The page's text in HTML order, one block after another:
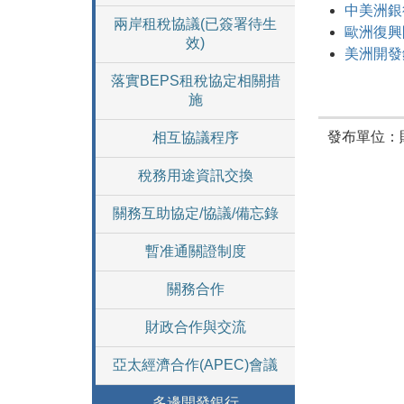
兩岸租稅協議(已簽署待生
效)
落實BEPS租稅協定相關措
施
相互協議程序
稅務用途資訊交換
關務互助協定/協議/備忘錄
暫准通關證制度
關務合作
財政合作與交流
亞太經濟合作(APEC)會議
中美洲
歐洲復
美洲開
發布單位：